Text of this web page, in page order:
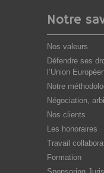
Notre
Nos valeurs
Défendre ses
l’Union
Notre
Négociation,
Nos clients
Les honoraires
Travail
Formation